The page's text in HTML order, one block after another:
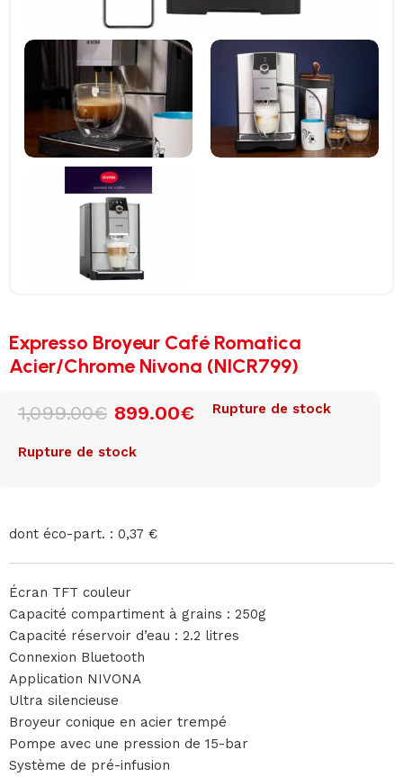
Expresso Broyeur Café Romatica
Acier/Chrome Nivona (NICR799)
1,099.00€ 899.00€ Rupture de stock
Rupture de stock
dont éco-part. : 0,37 €
Écran TFT couleur
Capacité compartiment à grains : 250g
Capacité réservoir d’eau : 2.2 litres
Connexion Bluetooth
Application NIVONA
Ultra silencieuse
Broyeur conique en acier trempé
Pompe avec une pression de 15-bar
Système de pré-infusion